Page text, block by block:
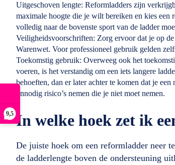
9,5
Uitgeschoven lengte: Reformladders zijn
maximale hoogte die je wilt bereiken en kies
volledig naar de bovenste sport van de ladder
Veiligheidsvoorschriften: Zorg ervoor dat je op
Warenwet. Voor professioneel gebruik gelden
Toekomstig gebruik: Overweeg ook het
voeren, is het verstandig om een iets langere
behoeften, dan er later achter te komen dat je
onnodig risico’s nemen die je niet moet nemen.
In welke hoek zet ik
De juiste hoek om een reformladder neer
de ladderlengte boven de ondersteuning